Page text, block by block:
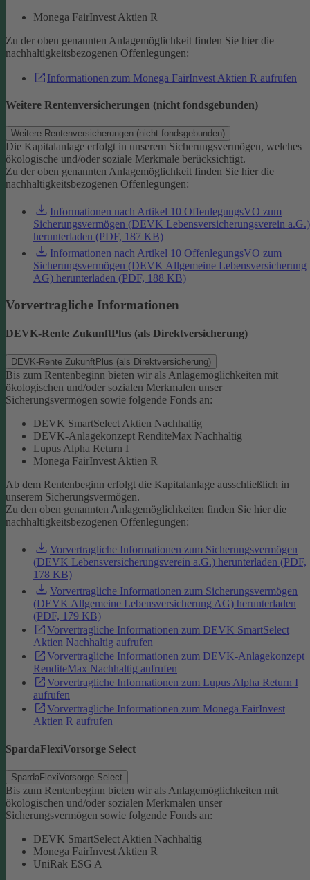
Monega FairInvest Aktien R
Zu der oben genannten Anlagemöglichkeit finden Sie hier die
nachhaltigkeitsbezogenen Offenlegungen:
Informationen zum Monega FairInvest Aktien R aufrufen
Weitere Rentenversicherungen (nicht fondsgebunden)
Weitere Rentenversicherungen (nicht fondsgebunden)
Die Kapitalanlage erfolgt in unserem Sicherungsvermögen, welches
ökologische und/oder soziale Merkmale berücksichtigt.
Zu der oben genannten Anlagemöglichkeit finden Sie hier die
nachhaltigkeitsbezogenen Offenlegungen:
Informationen nach Artikel 10 OffenlegungsVO zum
Sicherungsvermögen (DEVK Lebensversicherungsverein a.G.)
herunterladen (PDF, 187 KB)
Informationen nach Artikel 10 OffenlegungsVO zum
Sicherungsvermögen (DEVK Allgemeine Lebensversicherung
AG) herunterladen (PDF, 188 KB)
Vorvertragliche Informationen
DEVK-Rente ZukunftPlus (als Direktversicherung)
DEVK-Rente ZukunftPlus (als Direktversicherung)
Bis zum Rentenbeginn bieten wir als Anlagemöglichkeiten mit
ökologischen und/oder sozialen Merkmalen unser
Sicherungsvermögen sowie folgende Fonds an:
DEVK SmartSelect Aktien Nachhaltig
DEVK-Anlagekonzept RenditeMax Nachhaltig
Lupus Alpha Return I
Monega FairInvest Aktien R
Ab dem Rentenbeginn erfolgt die Kapitalanlage ausschließlich in
unserem Sicherungsvermögen.
Zu den oben genannten Anlagemöglichkeiten finden Sie hier die
nachhaltigkeitsbezogenen Offenlegungen:
Vorvertragliche Informationen zum Sicherungsvermögen
(DEVK Lebensversicherungsverein a.G.) herunterladen (PDF,
178 KB)
Vorvertragliche Informationen zum Sicherungsvermögen
(DEVK Allgemeine Lebensversicherung AG) herunterladen
(PDF, 179 KB)
Vorvertragliche Informationen zum DEVK SmartSelect
Aktien Nachhaltig aufrufen
Vorvertragliche Informationen zum DEVK-Anlagekonzept
RenditeMax Nachhaltig aufrufen
Vorvertragliche Informationen zum Lupus Alpha Return I
aufrufen
Vorvertragliche Informationen zum Monega FairInvest
Aktien R aufrufen
SpardaFlexiVorsorge Select
SpardaFlexiVorsorge Select
Bis zum Rentenbeginn bieten wir als Anlagemöglichkeiten mit
ökologischen und/oder sozialen Merkmalen unser
Sicherungsvermögen sowie folgende Fonds an:
DEVK SmartSelect Aktien Nachhaltig
Monega FairInvest Aktien R
UniRak ESG A